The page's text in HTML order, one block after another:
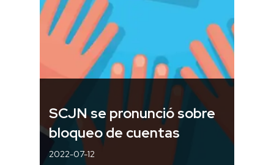
SCJN se pronunció sobre
bloqueo de cuentas
2022-07-12